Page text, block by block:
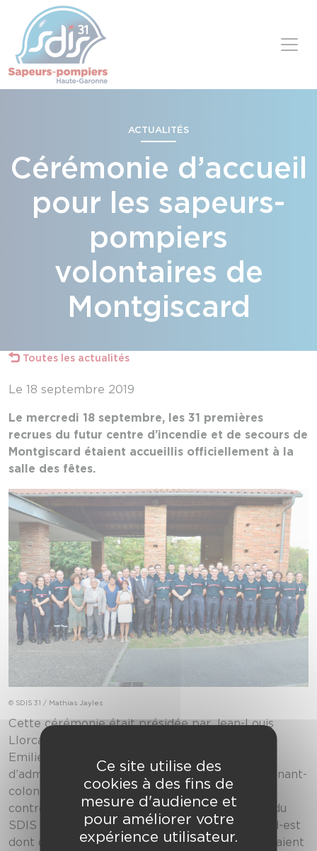
ACTUALITÉS
Cérémonie d’accueil
pour les sapeurs-
pompiers
volontaires de
Montgiscard
Toutes les actualités
Le 18 septembre 2019
Le mercredi 18 septembre, les 31 premières
recrues du futur centre d’incendie et de secours de
Montgiscard étaient accueillis officiellement à la
salle des fêtes.
© SDIS 31 / Mathias Jayles
Cette cérémonie était présidée par Jean-Louis
Llorca, vice-président du SDIS représentant
Emilienne Poumirol, présidente du conseil
d’administration du SDIS, en présence du lieutenant-
colonel François Chauvet, représentant le
contrôleur général Sébastien Vergé, directeur du
SDIS et de l’encadrement du groupement Nord-est
dont dépend la gestion de la future caserne. Étaient
Panneau de gestion des cookies
Ce site utilise des
cookies à des fins de
mesure d'audience et
pour améliorer votre
expérience utilisateur.